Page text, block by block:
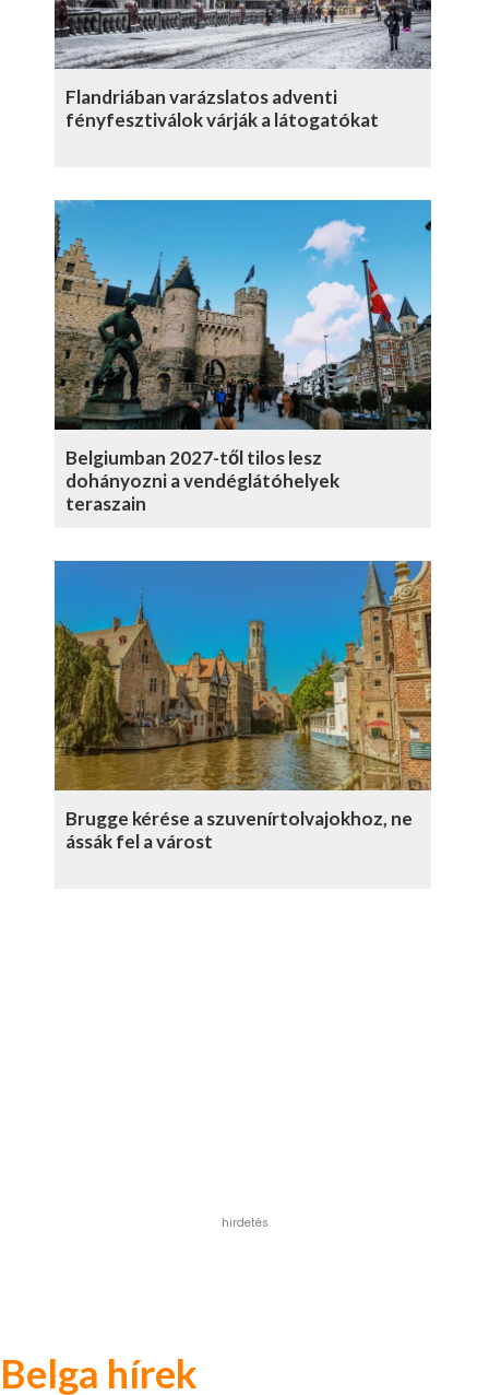
Flandriában varázslatos adventi
fényfesztiválok várják a látogatókat
Belgiumban 2027-től tilos lesz
dohányozni a vendéglátóhelyek
teraszain
Brugge kérése a szuvenírtolvajokhoz, ne
ássák fel a várost
hirdetés
Belga hírek